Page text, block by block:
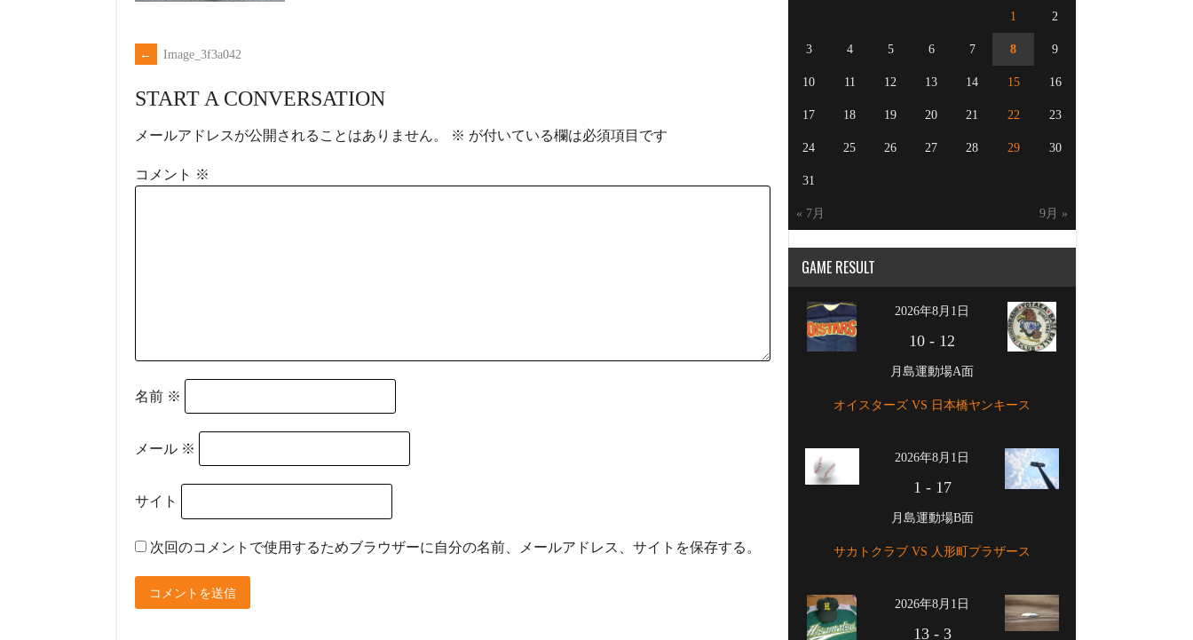
POST
NAVIGATION
← Image_3f3a042
START A CONVERSATION
メールアドレスが公開されることはありません。 ※ が付いている欄は必須項目です
コメント ※
名前 ※
メール ※
サイト
次回のコメントで使用するためブラウザーに自分の名前、メールアドレス、サイトを保存する。
« 7月 9月 »
1 2
3 4 5 6 7 8 9
10 11 12 13 14 15 16
17 18 19 20 21 22 23
24 25 26 27 28 29 30
31
GAME RESULT
2026年8月1日
10 - 12
月島運動場A面
オイスターズ VS 日本橋ヤンキース
2026年8月1日
1 - 17
月島運動場B面
サカトクラブ VS 人形町プラザース
2026年8月1日
13- 3